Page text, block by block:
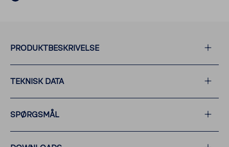
PRODUKT­BE­SKRI­VELSE
TEKNISK DATA
SPØRGSMÅL